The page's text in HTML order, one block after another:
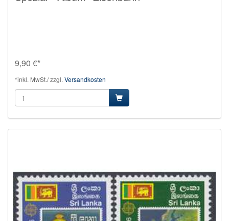
9,90 €*
*inkl. MwSt./ zzgl. Versandkosten